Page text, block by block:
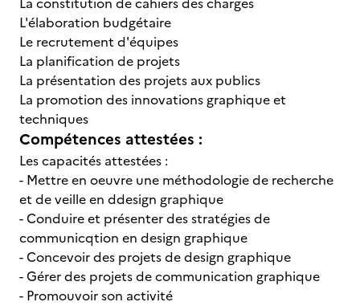
L'élaboration budgétaire
Le recrutement d'équipes
La planification de projets
La présentation des projets aux publics
La promotion des innovations graphique et
techniques
Compétences attestées :
Les capacités attestées :
- Mettre en oeuvre une méthodologie de recherche
et de veille en ddesign graphique
- Conduire et présenter des stratégies de
communicqtion en design graphique
- Concevoir des projets de design graphique
- Gérer des projets de communication graphique
- Promouvoir son activité